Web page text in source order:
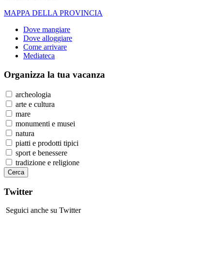
MAPPA DELLA PROVINCIA
Dove mangiare
Dove alloggiare
Come arrivare
Mediateca
Organizza la tua vacanza
archeologia
arte e cultura
mare
monumenti e musei
natura
piatti e prodotti tipici
sport e benessere
tradizione e religione
Twitter
Seguici anche su Twitter